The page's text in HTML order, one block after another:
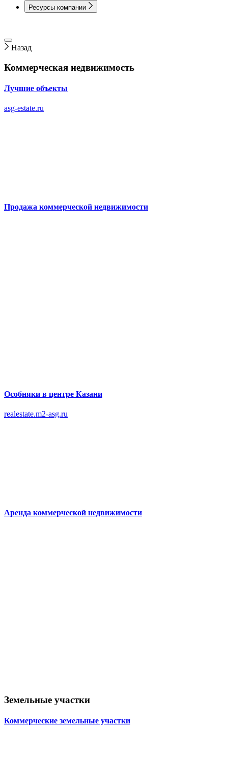
Ресурсы компании
Назад
Коммерческая недвижимость
Лучшие объекты
asg-estate.ru
Продажа коммерческой недвижимости
Особняки в центре Казани
realestate.m2-asg.ru
Аренда коммерческой недвижимости
Земельные участки
Коммерческие земельные участки